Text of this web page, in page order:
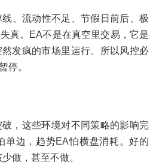
线、流动性不足、节假日前后、极
真。EA不是在真空里交易，它是
发疯的市场里运行。所以风控必
停。
，这些环境对不同策略的影响完
单边，趋势EA怕横盘消耗。好的
做，甚至不做。